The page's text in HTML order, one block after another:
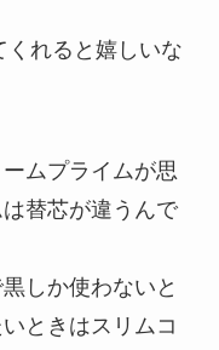
くれると嬉しいな
ムプライムが思
替芯が違うんで
しか使わないと
ときはスリムコ